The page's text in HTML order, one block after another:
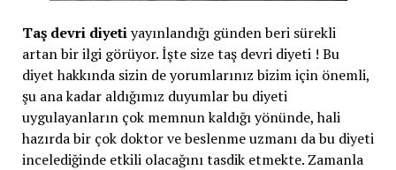
Taş devri diyetiyayınlandığı günden beri sürekli
artan bir ilgi görüyor. İşte size taş devri diyeti ! Bu
diyet hakkında sizin de yorumlarınız bizim için önemli,
şu ana kadar aldığımız duyumlar bu diyeti
uygulayanların çok memnun kaldığı yönünde, hali
hazırda bir çok doktor ve beslenme uzmanı da bu diyeti
incelediğinde etkili olacağını tasdik etmekte. Zamanla